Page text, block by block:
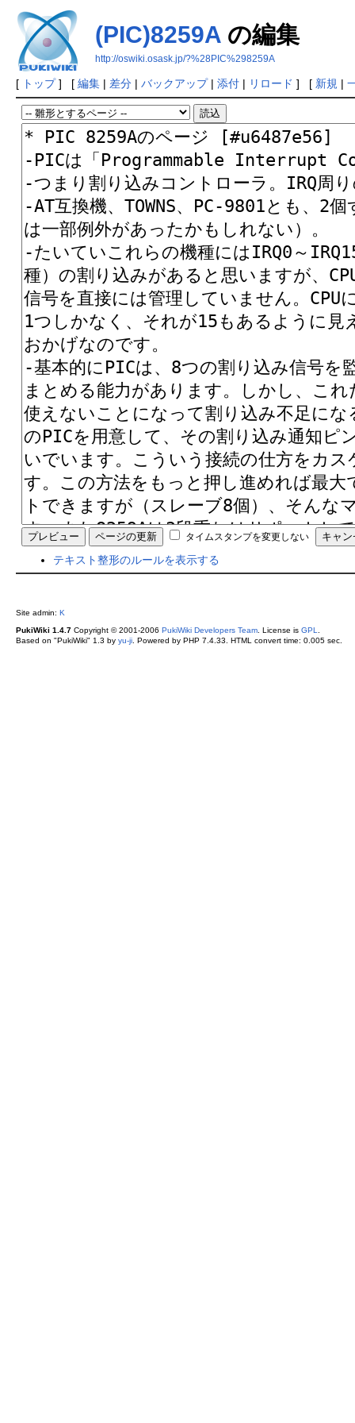
(PIC)8259Aの編集
http://oswiki.osask.jp/?%28PIC%298259A
[ トップ] [ 編集| 差分| バックアップ| 添付| リロード ] [ 新規 |
タイムスタンプを変更しない
テキスト整形のルールを表示する
Site admin: K
PukiWiki 1.4.7Copyright © 2001-2006 PukiWiki Developers Team. License is GPL
Based on "PukiWiki" 1.3 by yu-ji. Powered by PHP 7.4.33. HTML convert time: 0.005 sec.